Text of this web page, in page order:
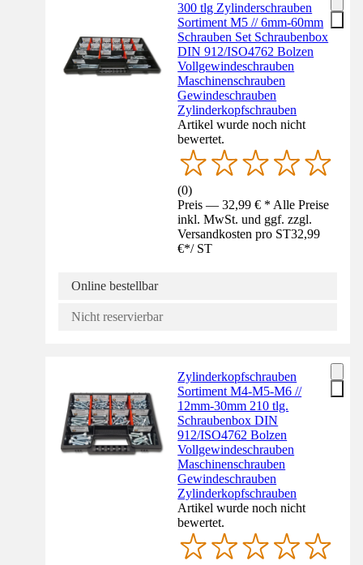
300 tlg Zylinderschrauben
Sortiment M5 // 6mm-60mm
Schrauben Set Schraubenbox
DIN 912/ISO4762 Bolzen
Vollgewindeschrauben
Maschinenschrauben
Gewindeschrauben
Zylinderkopfschrauben
Artikel wurde noch nicht
bewertet.
(0)
Preis — 32,99 € * Alle Preise
inkl. MwSt. und ggf. zzgl.
Versandkosten pro ST32,99
€*/ ST
Online bestellbar
Nicht reservierbar
Zylinderkopfschrauben
Sortiment M4-M5-M6 //
12mm-30mm 210 tlg.
Schraubenbox DIN
912/ISO4762 Bolzen
Vollgewindeschrauben
Maschinenschrauben
Gewindeschrauben
Zylinderkopfschrauben
Artikel wurde noch nicht
bewertet.